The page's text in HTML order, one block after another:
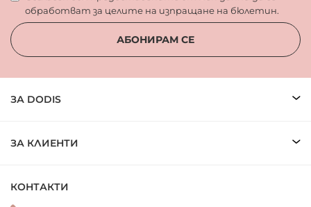
обработват за целите на изпращане на бюлетин.
АБОНИРАМ СЕ
ЗА DODIS
ЗА КЛИЕНТИ
КОНТАКТИ